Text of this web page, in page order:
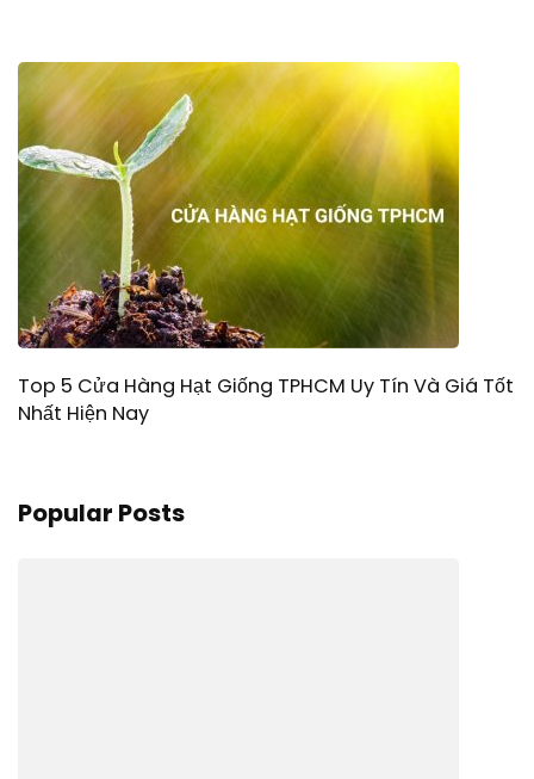
Top 5 Cửa Hàng Hạt Giống TPHCM Uy Tín Và Giá Tốt
Nhất Hiện Nay
Popular Posts